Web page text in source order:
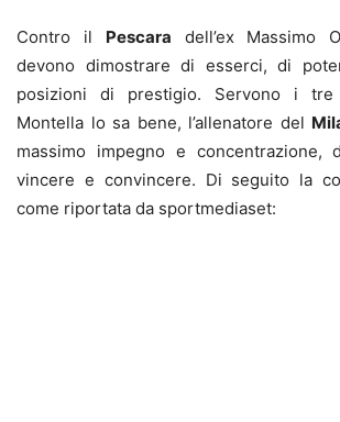
Contro il Pescara dell’ex Massimo
devono dimostrare di esserci, di
posizioni di prestigio. Servono i
Montella lo sa bene, l’allenatore del
massimo impegno e concentrazione,
vincere e convincere. Di seguito la
come riportata da sportmediaset: